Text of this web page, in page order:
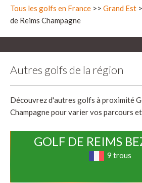
Tous les golfs en France >> Grand Est
de Reims Champagne
Autres golfs de la région
Découvrez d'autres golfs à proximité
Champagne pour varier vos parcours
GOLF DE REIMS
9 trous